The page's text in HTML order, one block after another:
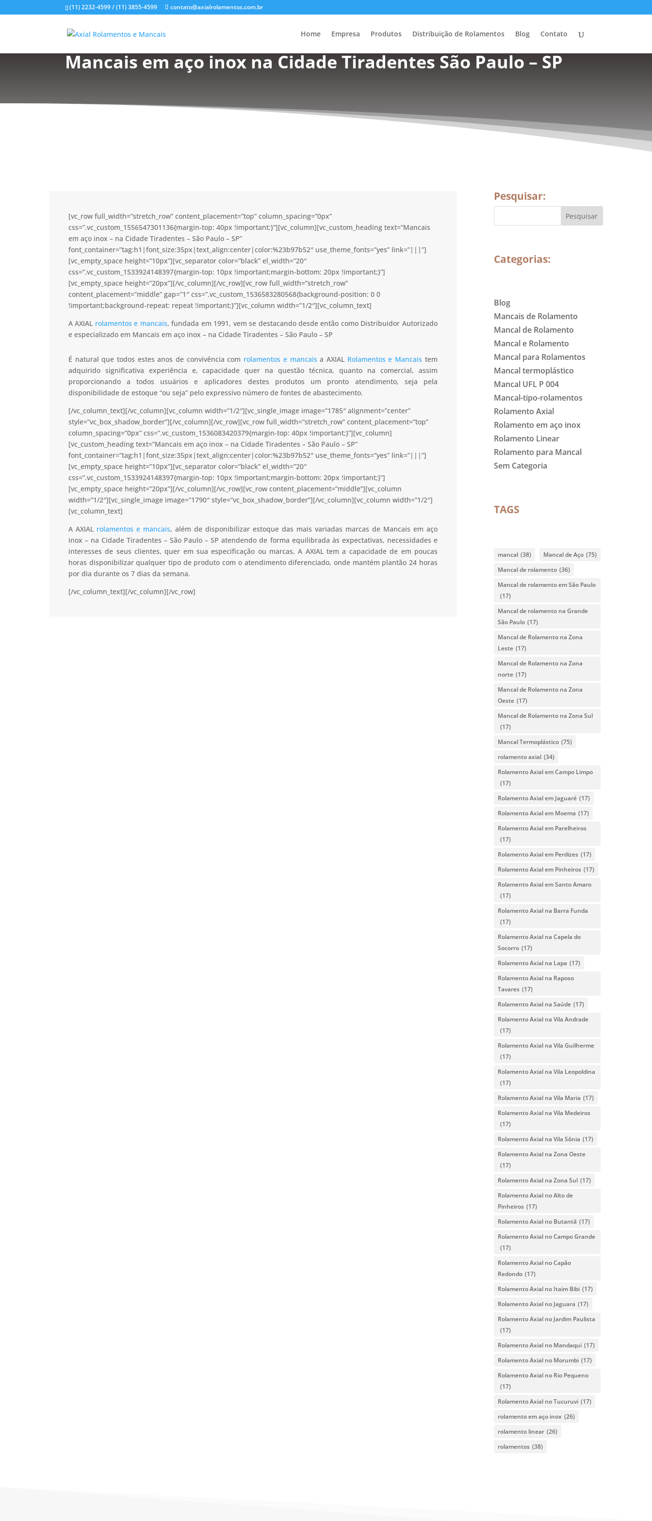
(11) 2232-4599 / (11) 3855-4599 contato@axialrolamentos.com.br
Home Empresa Produtos Distribuição de Rolamentos Blog Contato
Mancais em aço inox na Cidade Tiradentes São Paulo – SP
[vc_row full_width=”stretch_row” content_placement=”top” column_spacing=”0px”
css=”.vc_custom_1556547301136{margin-top: 40px !important;}”][vc_column][vc_custom_heading text=”Mancais
em aço inox – na Cidade Tiradentes – São Paulo – SP”
font_container=”tag:h1|font_size:35px|text_align:center|color:%23b97b52″ use_theme_fonts=”yes” link=”|||”]
[vc_empty_space height=”10px”][vc_separator color=”black” el_width=”20″
css=”.vc_custom_1533924148397{margin-top: 10px !important;margin-bottom: 20px !important;}”]
[vc_empty_space height=”20px”][/vc_column][/vc_row][vc_row full_width=”stretch_row”
content_placement=”middle” gap=”1″ css=”.vc_custom_1536583280568{background-position: 0 0
!important;background-repeat: repeat !important;}”][vc_column width=”1/2″][vc_column_text]
A AXIAL rolamentos e mancais, fundada em 1991, vem se destacando desde então como Distribuidor Autorizado
e especializado em Mancais em aço inox – na Cidade Tiradentes – São Paulo – SP
É natural que todos estes anos de convivência com rolamentos e mancais a AXIAL Rolamentos e Mancais tem
adquirido significativa experiência e, capacidade quer na questão técnica, quanto na comercial, assim
proporcionando a todos usuários e aplicadores destes produtos um pronto atendimento, seja pela
disponibilidade de estoque “ou seja” pelo expressivo número de fontes de abastecimento.
[/vc_column_text][/vc_column][vc_column width=”1/2″][vc_single_image image=”1785″ alignment=”center”
style=”vc_box_shadow_border”][/vc_column][/vc_row][vc_row full_width=”stretch_row” content_placement=”top”
column_spacing=”0px” css=”.vc_custom_1536083420379{margin-top: 40px !important;}”][vc_column]
[vc_custom_heading text=”Mancais em aço inox – na Cidade Tiradentes – São Paulo – SP”
font_container=”tag:h1|font_size:35px|text_align:center|color:%23b97b52″ use_theme_fonts=”yes” link=”|||”]
[vc_empty_space height=”10px”][vc_separator color=”black” el_width=”20″
css=”.vc_custom_1533924148397{margin-top: 10px !important;margin-bottom: 20px !important;}”]
[vc_empty_space height=”20px”][/vc_column][/vc_row][vc_row content_placement=”middle”][vc_column
width=”1/2″][vc_single_image image=”1790″ style=”vc_box_shadow_border”][/vc_column][vc_column width=”1/2″]
[vc_column_text]
A AXIAL rolamentos e mancais, além de disponibilizar estoque das mais variadas marcas de Mancais em aço
inox – na Cidade Tiradentes – São Paulo – SP atendendo de forma equilibrada às expectativas, necessidades e
interesses de seus clientes, quer em sua especificação ou marcas, A AXIAL tem a capacidade de em poucas
horas disponibilizar qualquer tipo de produto com o atendimento diferenciado, onde mantém plantão 24 horas
por dia durante os 7 dias da semana.
[/vc_column_text][/vc_column][/vc_row]
Pesquisar:
Categorias:
Blog
Mancais de Rolamento
Mancal de Rolamento
Mancal e Rolamento
Mancal para Rolamentos
Mancal termoplástico
Mancal UFL P 004
Mancal-tipo-rolamentos
Rolamento Axial
Rolamento em aço inox
Rolamento Linear
Rolamento para Mancal
Sem Categoria
TAGS
mancal (38) Mancal de Aço (75)
Mancal de rolamento (36)
Mancal de rolamento em São Paulo
(17)
Mancal de rolamento na Grande
São Paulo (17)
Mancal de Rolamento na Zona
Leste (17)
Mancal de Rolamento na Zona
norte (17)
Mancal de Rolamento na Zona
Oeste (17)
Mancal de Rolamento na Zona Sul
(17)
Mancal Termoplástico (75)
rolamento axial (34)
Rolamento Axial em Campo Limpo
(17)
Rolamento Axial em Jaguaré (17)
Rolamento Axial em Moema (17)
Rolamento Axial em Parelheiros
(17)
Rolamento Axial em Perdizes (17)
Rolamento Axial em Pinheiros (17)
Rolamento Axial em Santo Amaro
(17)
Rolamento Axial na Barra Funda
(17)
Rolamento Axial na Capela do
Socorro (17)
Rolamento Axial na Lapa (17)
Rolamento Axial na Raposo
Tavares (17)
Rolamento Axial na Saúde (17)
Rolamento Axial na Vila Andrade
(17)
Rolamento Axial na Vila Guilherme
(17)
Rolamento Axial na Vila Leopoldina
(17)
Rolamento Axial na Vila Maria (17)
Rolamento Axial na Vila Medeiros
(17)
Rolamento Axial na Vila Sônia (17)
Rolamento Axial na Zona Oeste
(17)
Rolamento Axial na Zona Sul (17)
Rolamento Axial no Alto de
Pinheiros (17)
Rolamento Axial no Butantã (17)
Rolamento Axial no Campo Grande
(17)
Rolamento Axial no Capão
Redondo (17)
Rolamento Axial no Itaim Bibi (17)
Rolamento Axial no Jaguara (17)
Rolamento Axial no Jardim Paulista
(17)
Rolamento Axial no Mandaqui (17)
Rolamento Axial no Morumbi (17)
Rolamento Axial no Rio Pequeno
(17)
Rolamento Axial no Tucuruvi (17)
rolamento em aço inox (26)
rolamento linear (26)
rolamentos (38)